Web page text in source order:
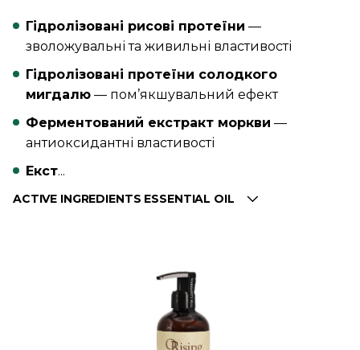
Гідролізовані рисові протеїни —
зволожувальні та живильні властивості
Гідролізовані протеїни солодкого
мигдалю — пом’якшувальний ефект
Ферментований екстракт моркви —
антиоксидантні властивості
Екст...
ACTIVE INGREDIENTS ESSENTIAL OIL